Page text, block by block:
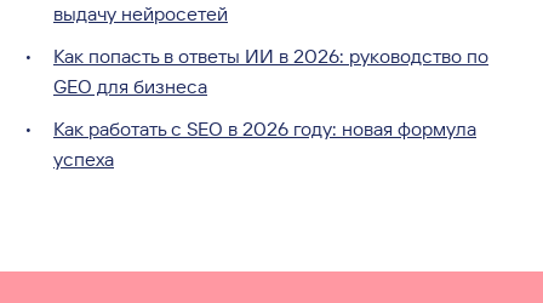
выдачу нейросетей
Как попасть в ответы ИИ в 2026: руководство по
GEO для бизнеса
Как работать с SEO в 2026 году: новая формула
успеха